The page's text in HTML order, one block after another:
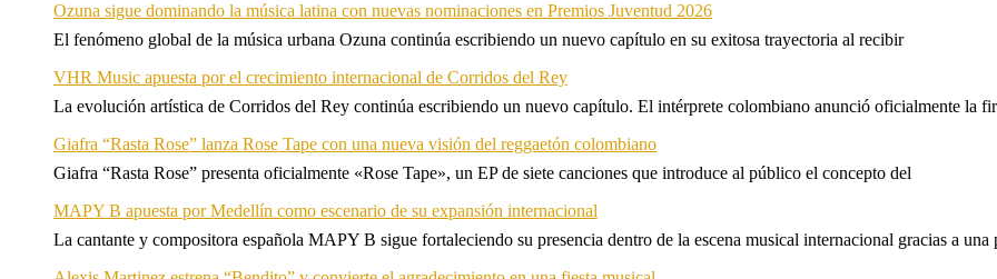
Ozuna sigue dominando la música latina con nuevas nominaciones en Premios Juventud 2026
El fenómeno global de la música urbana Ozuna continúa escribiendo un nuevo capítulo en su exitosa trayectoria al recibir
VHR Music apuesta por el crecimiento internacional de Corridos del Rey
La evolución artística de Corridos del Rey continúa escribiendo un nuevo capítulo. El intérprete colombiano anunció oficialmente la
Giafra “Rasta Rose” lanza Rose Tape con una nueva visión del reggaetón colombiano
Giafra “Rasta Rose” presenta oficialmente «Rose Tape», un EP de siete canciones que introduce al público el concepto del
MAPY B apuesta por Medellín como escenario de su expansión internacional
La cantante y compositora española MAPY B sigue fortaleciendo su presencia dentro de la escena musical internacional gracias a una